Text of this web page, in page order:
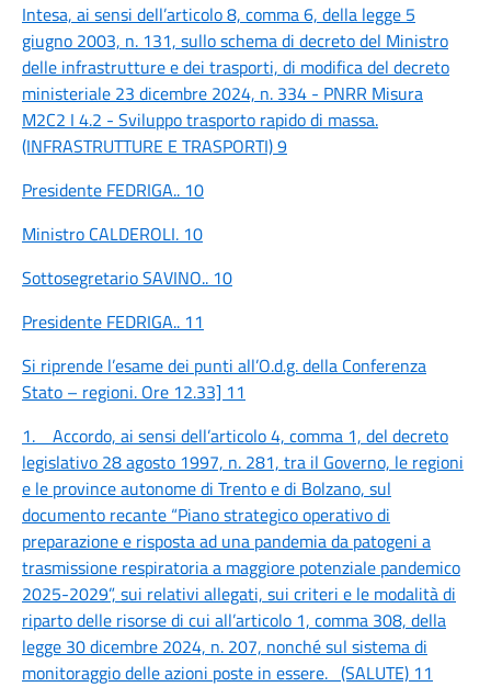
Intesa, ai sensi dell’articolo 8, comma 6, della legge 5
giugno 2003, n. 131, sullo schema di decreto del Ministro
delle infrastrutture e dei trasporti, di modifica del decreto
ministeriale 23 dicembre 2024, n. 334 - PNRR Misura
M2C2 I 4.2 - Sviluppo trasporto rapido di massa.
(INFRASTRUTTURE E TRASPORTI)9
Presidente FEDRIGA.. 10
Ministro CALDEROLI. 10
Sottosegretario SAVINO.. 10
Presidente FEDRIGA.. 11
Si riprende l’esame dei punti all’O.d.g. della Conferenza
Stato – regioni. Ore 12.33] 11
1. Accordo, ai sensi dell’articolo 4, comma 1, del decreto
legislativo 28 agosto 1997, n. 281, tra il Governo, le regioni
e le province autonome di Trento e di Bolzano, sul
documento recante “Piano strategico operativo di
preparazione e risposta ad una pandemia da patogeni a
trasmissione respiratoria a maggiore potenziale pandemico
2025-2029”, sui relativi allegati, sui criteri e le modalità di
riparto delle risorse di cui all’articolo 1, comma 308, della
legge 30 dicembre 2024, n. 207, nonché sul sistema di
monitoraggio delle azioni poste in essere. (SALUTE) 11